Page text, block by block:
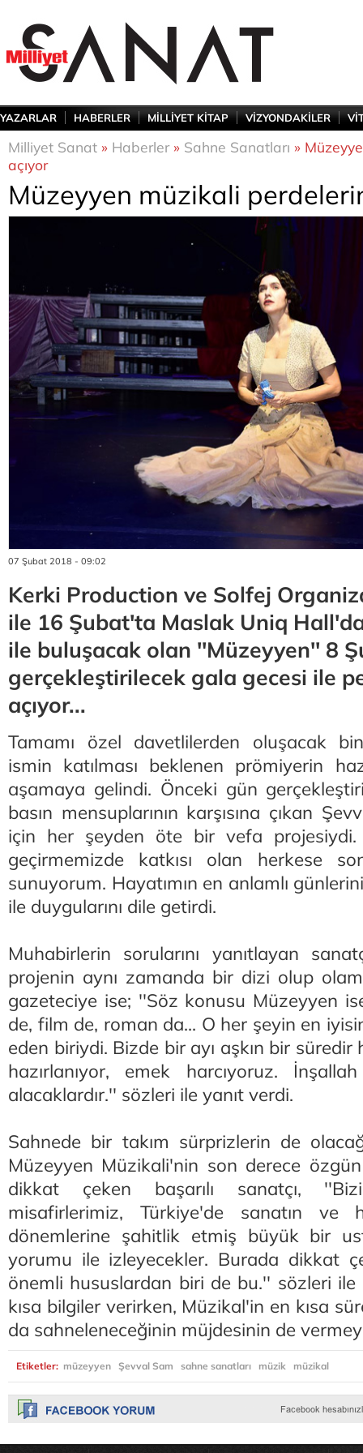
YAZARLAR HABERLER MİLLİYET KİTAP VİZYONDAKİLER
Milliyet Sanat » Haberler» Sahne Sanatları »
açıyor
Müzeyyen müzikali
07 Şubat 2018 - 09:02
Kerki Production ve Solfej
ile 16 Şubat'ta Maslak Uniq
ile buluşacak olan ''Müzeyyen'' 8
gerçekleştirilecek gala gecesi ile
açıyor...
Tamamı özel davetlilerden oluşacak
ismin katılması beklenen prömiyerin
aşamaya gelindi. Önceki gün
basın mensuplarının karşısına çıkan
için her şeyden öte bir vefa
geçirmemizde katkısı olan herkese
sunuyorum. Hayatımın en anlamlı
ile duygularını dile getirdi.
Muhabirlerin sorularını yanıtlayan
projenin aynı zamanda bir dizi olup
gazeteciye ise; ''Söz konusu Müzeyyen
de, film de, roman da... O her şeyin en
eden biriydi. Bizde bir ayı aşkın bir
hazırlanıyor, emek harcıyoruz.
alacaklardır.'' sözleri ile yanıt verdi.
Sahnede bir takım sürprizlerin de
Müzeyyen Müzikali'nin son derece
dikkat çeken başarılı sanatçı,
misafirlerimiz, Türkiye'de sanatın ve
dönemlerine şahitlik etmiş büyük bir
yorumu ile izleyecekler. Burada dikkat
önemli hususlardan biri de bu.'' sözleri ile
kısa bilgiler verirken, Müzikal'in en kısa
da sahneleneceğinin müjdesinin de
Etiketler: müzeyyen Şevval Sam sahne sanatları müzik müzikal